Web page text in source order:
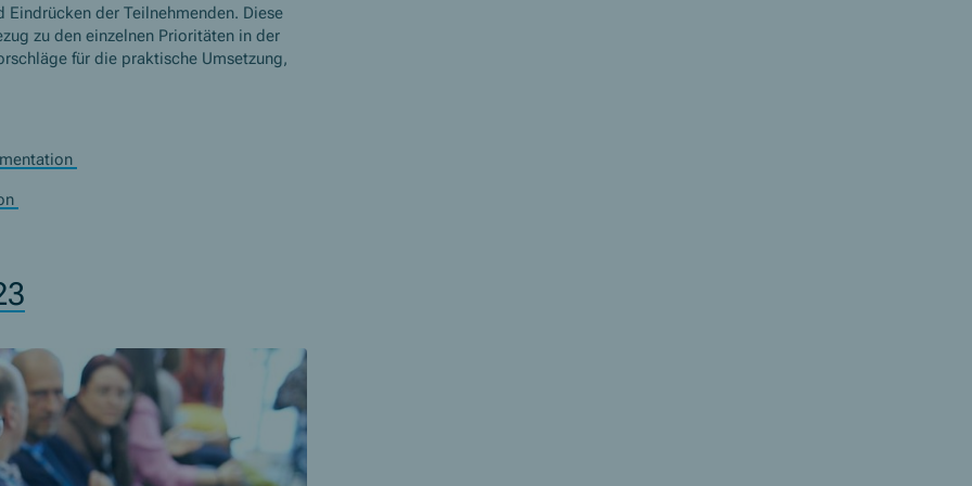
der Teilnehmenden. Diese
zu den einzelnen Prioritäten in der
für die praktische Umsetzung,